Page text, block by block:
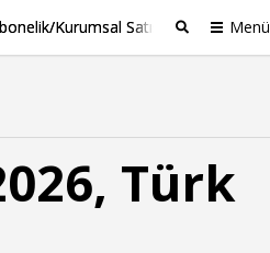
Kurumsal Satış Menü
Türk